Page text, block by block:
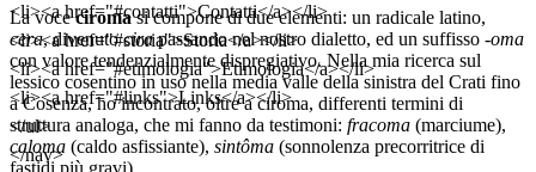
<li><a href="#contatti">Contatti</a></li>
<li><a href="#storia">Storia</a></li>
<li><a href="#etimologia">Etimologia</a></li>
<li><a href="#links">Links</a></li>
</ul>
</nav>
La voceciromasi compone di due elementi: un radicale latino,
cera, divenutocirapassando nel nostro dialetto, ed un suffisso -oma
con valore tendenzialmente dispregiativo. Nella mia ricerca sul
lessico cosentino in uso nella media valle della sinistra del Crati fino
a Cosenza, ho incontrato, oltre a ciroma, differenti termini di
struttura analoga, che mi fanno da testimoni: fracoma (marciume),
caloma (caldo asfissiante), sintôma (sonnolenza precorritrice di
fastidi più gravi).